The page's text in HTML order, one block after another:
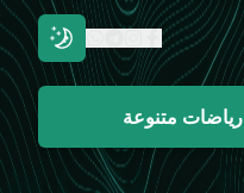
رياضات متنوعة